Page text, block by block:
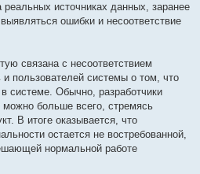
источниках данных, заранее
ошибки и несоответствие
связана с несоответствием
и пользователей системы о том, что
системе. Обычно, разработчики
можно больше всего, стремясь
В итоге оказывается, что
остается не востребованной,
нормальной работе